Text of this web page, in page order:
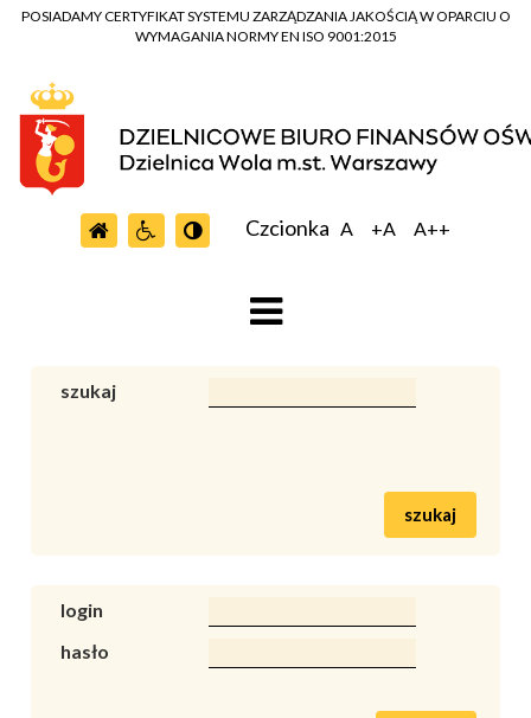
POSIADAMY CERTYFIKAT SYSTEMU ZARZĄDZANIA JAKOŚCIĄ W OPARCIU O
WYMAGANIA NORMY EN ISO 9001:2015
Czcionka A +A A++
szukaj
szukaj
login
hasło